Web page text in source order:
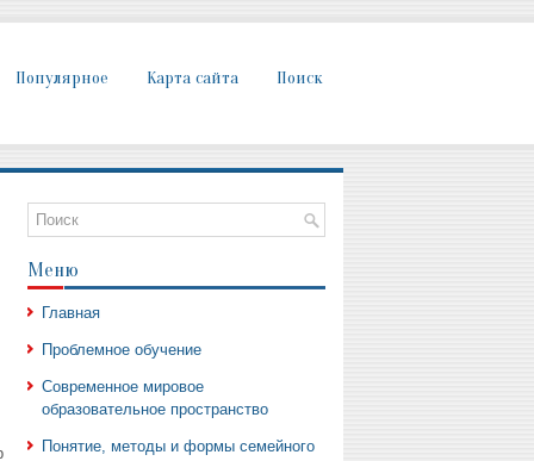
Популярное Карта сайта Поиск
Меню
Главная
Проблемное обучение
Современное мировое
образовательное пространство
Понятие, методы и формы семейного